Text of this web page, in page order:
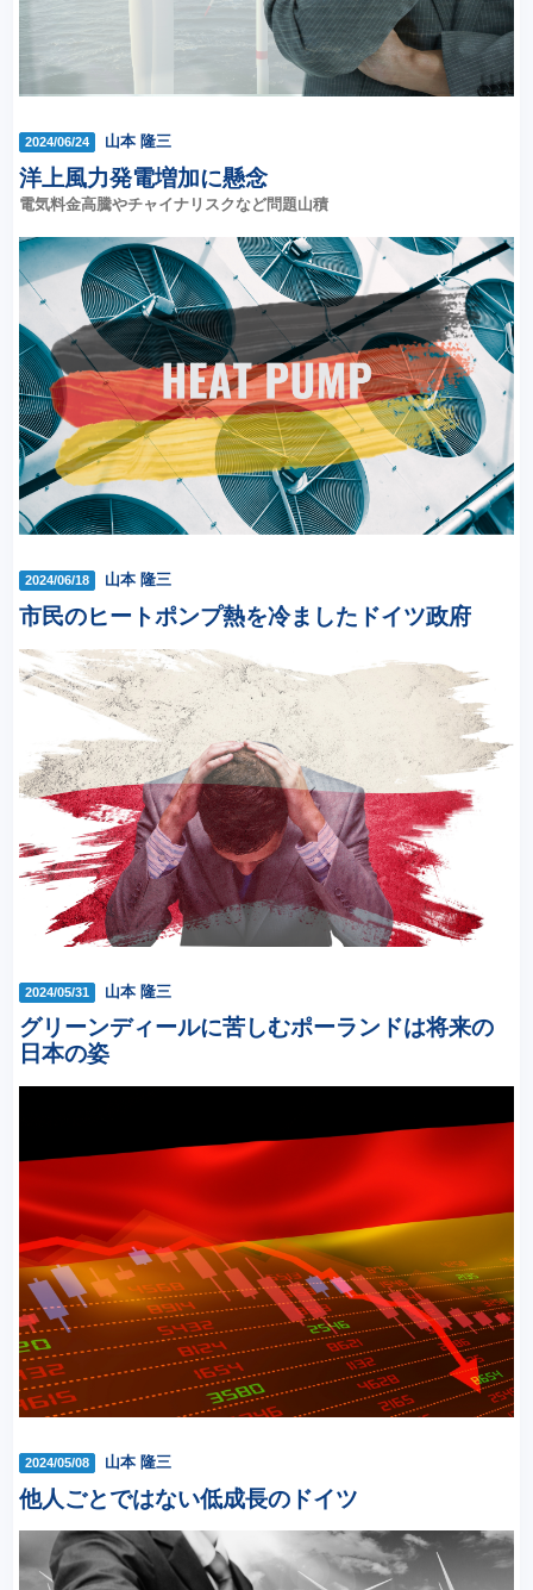
2024/06/24 山本 隆三
洋上風力発電増加に懸念
電気料金高騰やチャイナリスクなど問題山積
2024/06/18 山本 隆三
市民のヒートポンプ熱を冷ましたドイツ政府
2024/05/31 山本 隆三
グリーンディールに苦しむポーランドは将来の
日本の姿
2024/05/08 山本 隆三
他人ごとではない低成長のドイツ